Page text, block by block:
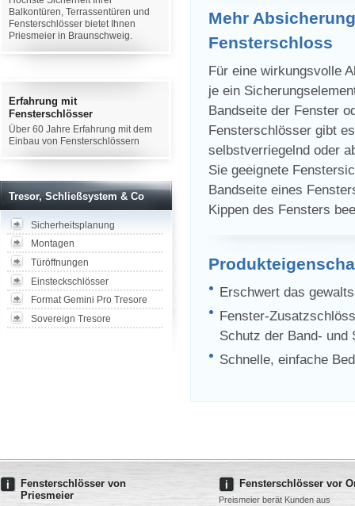
Mehr
Fensterschloss
Für eine wirkungsvolle
je ein
Bandseite der Fenster
Fensterschlösser gibt
selbstverriegelnd oder
Sie geeignete
Bandseite eines
Kippen des Fensters
Erschwert das
Fenster-
Schutz der Band- und
Schnelle, einfache
Balkontüren, Terrassentüren und
Fensterschlösser bietet Ihnen
Priesmeier in Braunschweig.
Erfahrung mit
Fensterschlösser
Über 60 Jahre Erfahrung mit dem
Einbau von Fensterschlössern
Tresor, Schließsystem & Co
Sicherheitsplanung
Montagen
Türöffnungen
Einsteckschlösser
Format Gemini Pro Tresore
Sovereign Tresore
Fensterschlösser von
Priesmeier
Fensterschlösser vor
Preismeier berät Kunden aus